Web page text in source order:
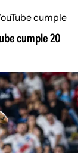
cumple 20